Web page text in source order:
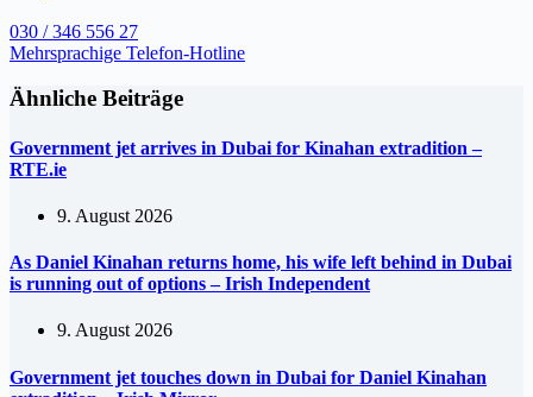
030 / 346 556 27
Mehrsprachige Telefon-Hotline
Ähnliche Beiträge
Government jet arrives in Dubai for Kinahan extradition –
RTE.ie
9. August 2026
As Daniel Kinahan returns home, his wife left behind in Dubai
is running out of options – Irish Independent
9. August 2026
Government jet touches down in Dubai for Daniel Kinahan